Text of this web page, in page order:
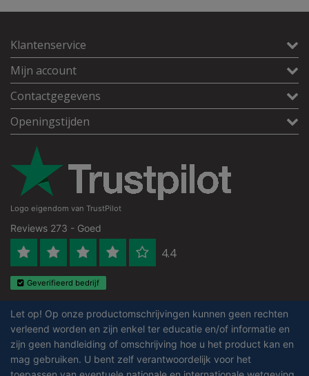
Klantenservice
Mijn account
Contactgegevens
Openingstijden
Logo eigendom van TrustPilot
Reviews 273 - Goed
4.4
Geverifieerd bedrijf
Let op! Op onze productomschrijvingen kunnen geen rechten
verleend worden en zijn enkel ter educatie en/of informatie en
zijn geen handleiding of omschrijving hoe u het product kan en
mag gebruiken. U bent zelf verantwoordelijk voor het